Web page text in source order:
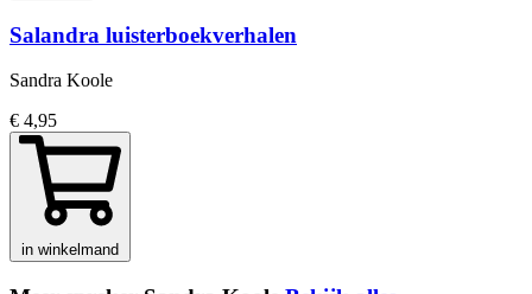
Salandra luisterboekverhalen
Sandra Koole
€ 4,95
in winkelmand